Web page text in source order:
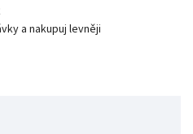
a nakupuj levněji